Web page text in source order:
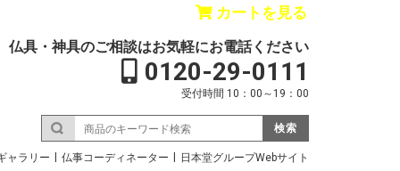
カートを見る
仏具・神具のご相談はお気軽にお電話ください
0120-29-0111
受付時間 10：00～19：00
検索
日本堂グループWebサイト
仏事コーディネーター
ャラリー